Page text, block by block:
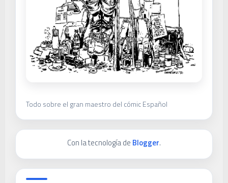
Todo sobre el gran maestro del cómic Español
Con la tecnología de Blogger.